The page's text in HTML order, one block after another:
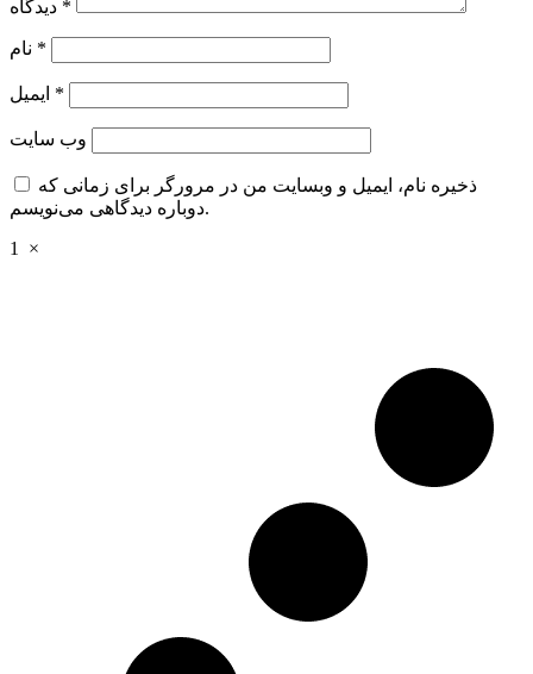
*
*
*
وب‌ سایت
ذخیره نام، ایمیل و وبسایت من در مرورگر برای زمانی که
دوباره دیدگاهی می‌نویسم.
1
×